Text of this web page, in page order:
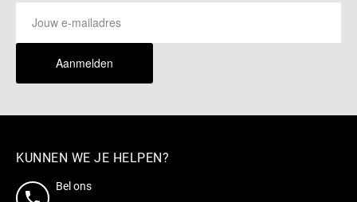
Aanmelden
KUNNEN WE JE HELPEN?
Bel ons